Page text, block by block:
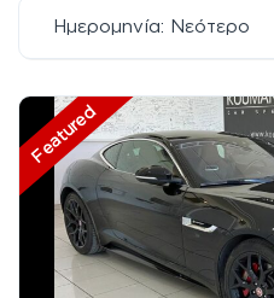
Ημερομηνία: Νεότερο
Featured